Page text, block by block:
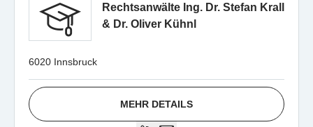
Rechtsanwälte Ing. Dr. Stefan Krall
& Dr. Oliver Kühnl
6020 Innsbruck
MEHR DETAILS